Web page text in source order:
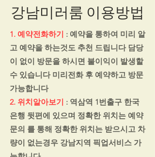
​강남미러룸 이용방법
1. 예약전화하기 : 예약을 통하여 미리 알
고 예약을 하는것도 추천 드립니다 담당
이 없이 방문을 하시면 불이익이 발생할
수 있습니다 미리전화 후 예약하고 방문
가능합니다
2. 위치알아보기 : 역삼역 1번출구 한국
은행 뒷편에 있으며 정확한 위치는 예약
문의 를 통해 정확한 위치는 받으시고 차
량이 없는경우 강남지역 픽업서비스 가